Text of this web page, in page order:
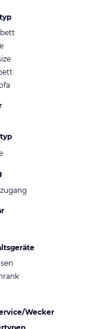
Wecker